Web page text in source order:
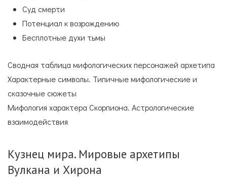
Суд смерти
Потенциал к возрождению
Бесплотные духи тьмы
Сводная таблица мифологических персонажей архетипа
Характерные символы. Типичные мифологические и
сказочные сюжеты
Мифология характера Скорпиона. Астрологические
взаимодействия
Кузнец мира. Мировые архетипы
Вулкана и Хирона